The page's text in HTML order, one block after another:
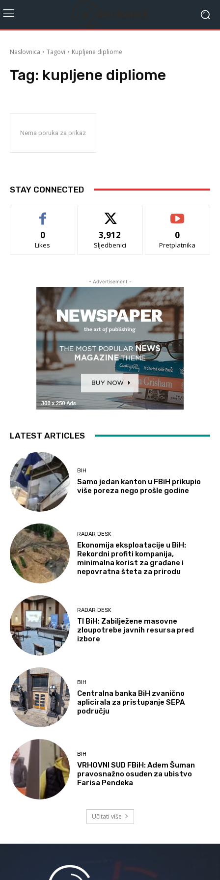
Naslovnica Tagovi Kupljene dipliome
Tag: kupljene dipliome
Nema poruka za prikaz
STAY CONNECTED
0
Likes
3,912
Sljedbenici
0
Pretplatnika
- Advertisement -
LATEST ARTICLES
BIH
Samo jedan kanton u FBiH prikupio
više poreza nego prošle godine
RADAR DESK
Ekonomija eksploatacije u BiH:
Rekordni profiti kompanija,
minimalna korist za građane i
nepovratna šteta za prirodu
RADAR DESK
TI BiH: Zabilježene masovne
zloupotrebe javnih resursa pred
izbore
BIH
Centralna banka BiH zvanično
aplicirala za pristupanje SEPA
području
BIH
VRHOVNI SUD FBiH: Adem Šuman
pravosnažno osuđen za ubistvo
Farisa Pendeka
Učitati više